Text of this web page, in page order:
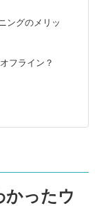
ングのメリッ
フライン？
かったウ